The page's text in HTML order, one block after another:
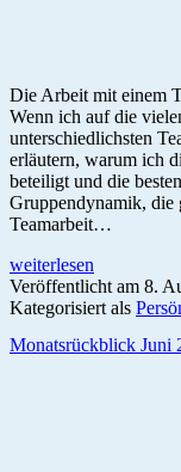
Die Arbeit mit einem
Wenn ich auf die
unterschiedlichsten
erläutern, warum ich
beteiligt und die
Gruppendynamik, die
Teamarbeit…
5
Gründe,
warum
die
weiterlesen
Veröffentlicht am 8.
Kategorisiert als
Monatsrückblick Juni